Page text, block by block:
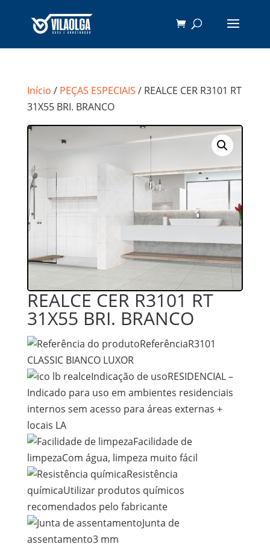
Início / PEÇAS ESPECIAIS / REALCE CER R3101 RT
31X55 BRI. BRANCO
REALCE CER R3101 RT
31X55 BRI. BRANCO
ReferênciaR3101
CLASSIC BIANCO LUXOR
Indicação de usoRESIDENCIAL –
Indicado para uso em ambientes residenciais
internos sem acesso para áreas externas +
locais LA
Facilidade de
limpezaCom água, limpeza muito fácil
Resistência
químicaUtilizar produtos químicos
recomendados pelo fabricante
Junta de
assentamento3 mm